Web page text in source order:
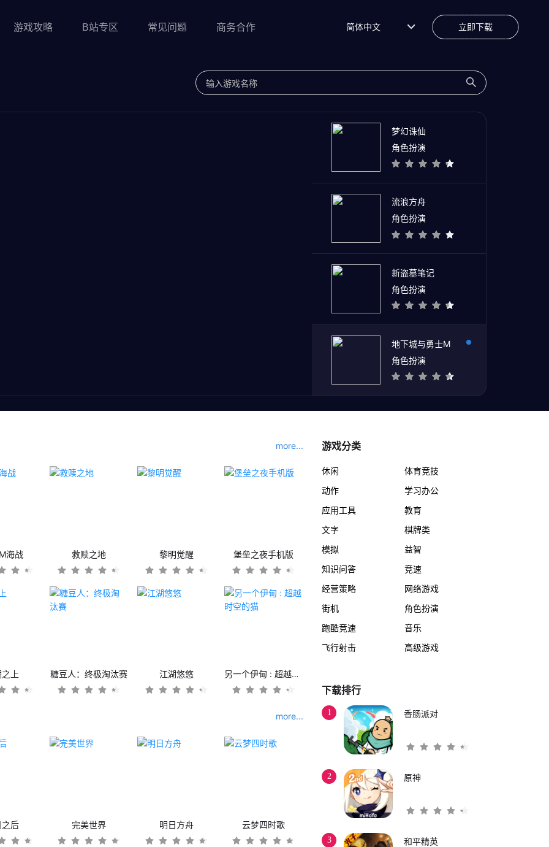
游戏攻略 B站专区 常见问题 商务合作 简体中文 立即下载
梦幻诛仙
角色扮演
流浪方舟
角色扮演
新盗墓笔记
角色扮演
地下城与勇士M
角色扮演
more...
海战 救赎之地 黎明觉醒 堡垒之夜手机版
上 糖豆人：终极淘汰赛 江湖悠悠 另一个伊甸 : 超越时空的猫
more...
后 完美世界 明日方舟 云梦四时歌
游戏分类
休闲
体育竞技
动作
学习办公
应用工具
教育
文字
棋牌类
模拟
益智
知识问答
竞速
经营策略
网络游戏
街机
角色扮演
跑酷竞速
音乐
飞行射击
高级游戏
下载排行
1 香肠派对
2 原神
3 和平精英